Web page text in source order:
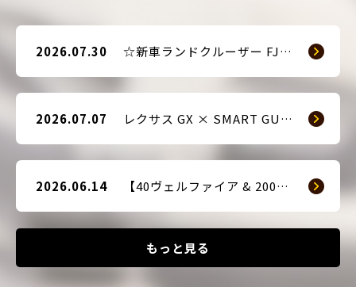
もっと見る
2026.07.30 ☆新車ランドクルーザー FJ（TRJ240） × Argus D1 & 前後ドライブレコーダー取付☆
2026.07.07 レクサス GX × SMART GUARD3 持ち込み取付
2026.06.14 【40ヴェルファイア & 200系ハイエース(9型) 新車2台へ SMART GUARD3取付】